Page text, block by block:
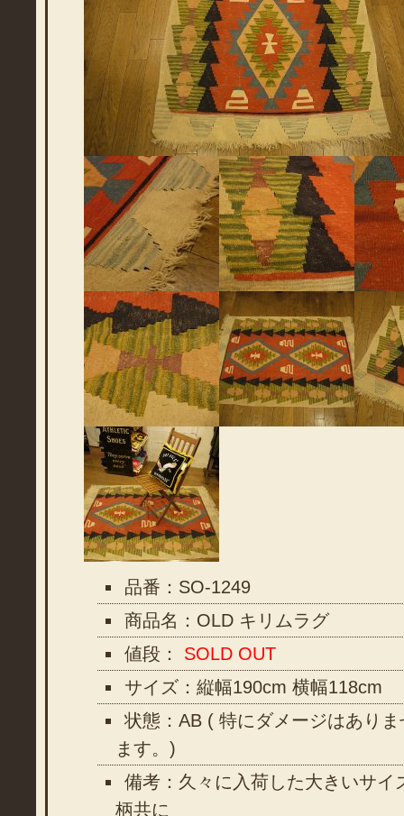
品番：SO-1249
商品名：OLD キリムラグ
値段： SOLD OUT
サイズ：縦幅190cm 横幅118cm
状態：AB ( 特にダメージはあり
ます。)
備考：久々に入荷した大きいサイ
柄共に